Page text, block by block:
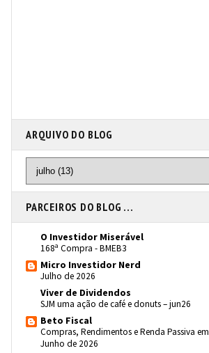
ARQUIVO DO BLOG
PARCEIROS DO BLOG ...
O Investidor Miserável
168ª Compra - BMEB3
Micro Investidor Nerd
Julho de 2026
Viver de Dividendos
SJM uma ação de café e donuts – jun26
Beto Fiscal
Compras, Rendimentos e Renda Passiva em
Junho de 2026